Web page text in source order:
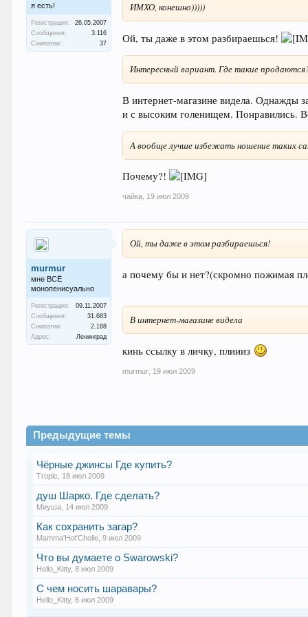
я есть!
Регистрация:
26.05.2007
Сообщения:
3.116
Симпатии:
37
ИМХО, конешно)))))
Ой, ты даже в этом разбираешься!
Интересный вариант. Где такие
В интернет-магазине видела. Однажды
и с высоким голенищем. Понравились.
А вообще лучше избежать ношение таких
Почему?!
чайка 19 июл 2009
murmur
мне ВСЁ
монопенисуально
Регистрация:
09.11.2007
Сообщения:
31.683
Симпатии:
2.188
Адрес:
Ленинград
Ой, ты даже в этом разбираешься!
а почему бы и нет?(скромно пожимая
В интернет-магазине видела
кинь ссылку в личку, плиииз
murmur 19 июл 2009
Предыдущие темы
Чёрные джинсы Где купить?
Tropic 18 июл 2009
душ Шарко. Где сделать?
Миуша 14 июл 2009
Как сохранить загар?
Mamma'Hot'Cholle ,9 июл 2009
Что вы думаете о Swarowski?
Hello_Kitty,8 июл 2009
С чем носить шаравары?
Hello_Kitty,6 июл 2009